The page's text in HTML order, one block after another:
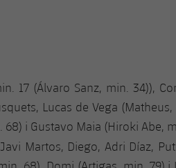
17 (Álvaro Sanz, min. 34)),
Lucas de Vega
i Gustavo Maia (Hiroki Abe,
Martos, Diego, Adri Díaz,